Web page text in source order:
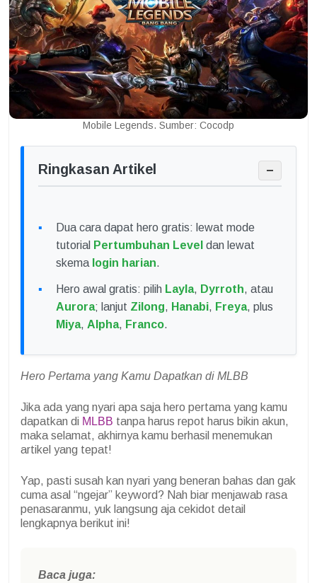
Mobile Legends. Sumber: Cocodp
Ringkasan Artikel −
Dua cara dapat hero gratis: lewat mode
tutorial Pertumbuhan Level dan lewat
skema login harian.
Hero awal gratis: pilih Layla, Dyrroth, atau
Aurora; lanjut Zilong, Hanabi, Freya, plus
Miya, Alpha, Franco.
Hero Pertama yang Kamu Dapatkan di MLBB
Jika ada yang nyari apa saja hero pertama yang kamu
dapatkan di MLBB tanpa harus repot harus bikin akun,
maka selamat, akhirnya kamu berhasil menemukan
artikel yang tepat!
Yap, pasti susah kan nyari yang beneran bahas dan gak
cuma asal “ngejar” keyword? Nah biar menjawab rasa
penasaranmu, yuk langsung aja cekidot detail
lengkapnya berikut ini!
Baca juga: